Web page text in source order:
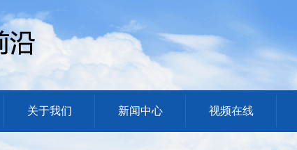
关于我们 新闻中心 视频在线